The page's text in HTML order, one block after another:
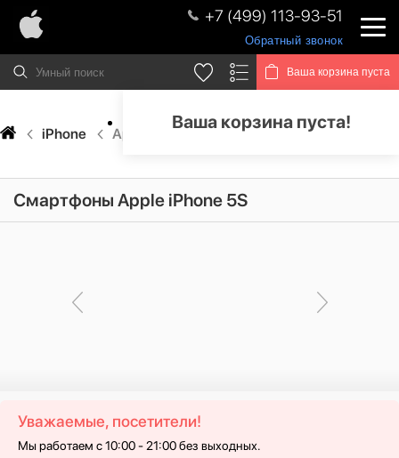
+7 (499) 113-93-51
Обратный звонок
Ваша корзина пуста
Ваша корзина пуста!
iPhone Apple iPhone 5S
Смартфоны Apple iPhone 5S
Уважаемые, посетители!
Мы работаем с 10:00 - 21:00 без выходных.